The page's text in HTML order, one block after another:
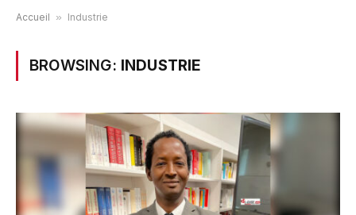
Accueil » Industrie
BROWSING: INDUSTRIE